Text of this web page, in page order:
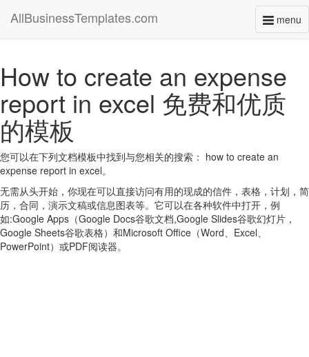
menu
AllBusinessTemplates.com
How to create an expense
report in excel 免费和优质
的模板
您可以在下列文档模板中找到与您相关的搜索： how to create an
expense report in excel。
无需从头开始，你现在可以直接访问有用的现成的信件，表格，计划，简
历，合同，演示文稿或信息图表等。它可以在各种软件中打开，例
如:Google Apps（Google Docs谷歌文档,Google Slides谷歌幻灯片，
Google Sheets谷歌表格）和Microsoft Office（Word、Excel、
PowerPoint）或PDF阅读器。